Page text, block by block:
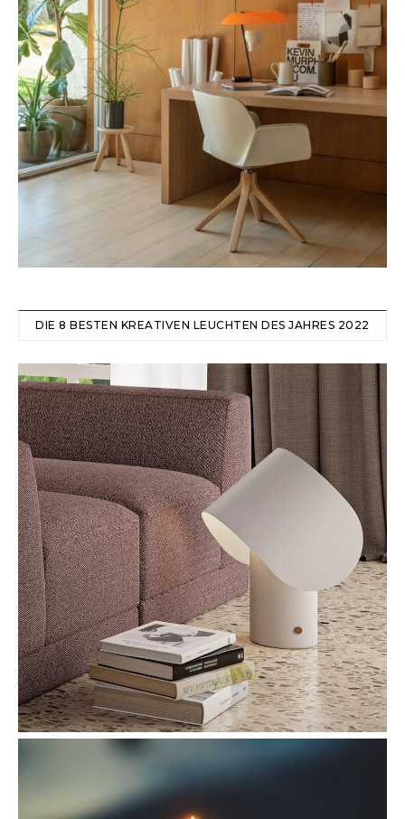
DIE 8 BESTEN KREATIVEN LEUCHTEN DES JAHRES 2022